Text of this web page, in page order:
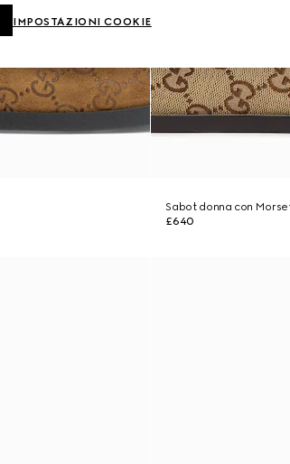
Sabot donna con
£640
IMPOSTAZIONI COOKIE